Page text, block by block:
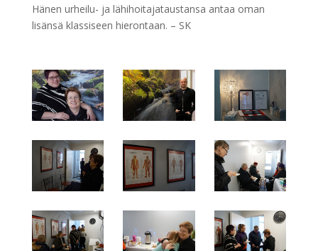
Hänen urheilu- ja lähihoitajataustansa antaa oman
lisänsä klassiseen hierontaan. – SK